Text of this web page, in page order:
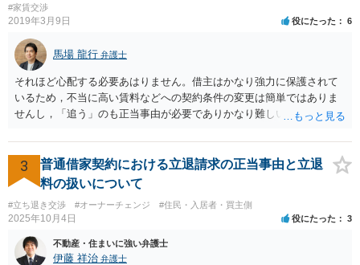
#家賃交渉
2019年3月9日 役にたった 6
馬場 龍行 弁護士
それほど心配する必要あはりません。借主はかなり強力に保護されて
いるため，不当に高い賃料などへの契約条件の変更は簡単ではありま
せんし，「追う」のも正当事由が必要でありかなり難しいのです。 周
い条件で立退料等を支払ってもらえるかもしれません。 なので無理し
て所有権を取得する必要はないと思いますが，まずは価格ですよね。
ローンが組めないということはないと思いますが，金融機関に相談さ
れてみてはいかがでしょうか。 買うとしたら，という条件をしっかり
把握して，その上で，買うか，借り続けるか，というのはどちらにも
メリットデメリットありますので価値判断の問題といえそうです。
3
普通借家契約における立退請求の正当事由と立退
料の扱いについて
#立ち退き交渉 #オーナーチェンジ #住民・入居者・買主側
2025年10月4日 役にたった 3
不動産・住まいに強い弁護士
伊藤 祥治 弁護士